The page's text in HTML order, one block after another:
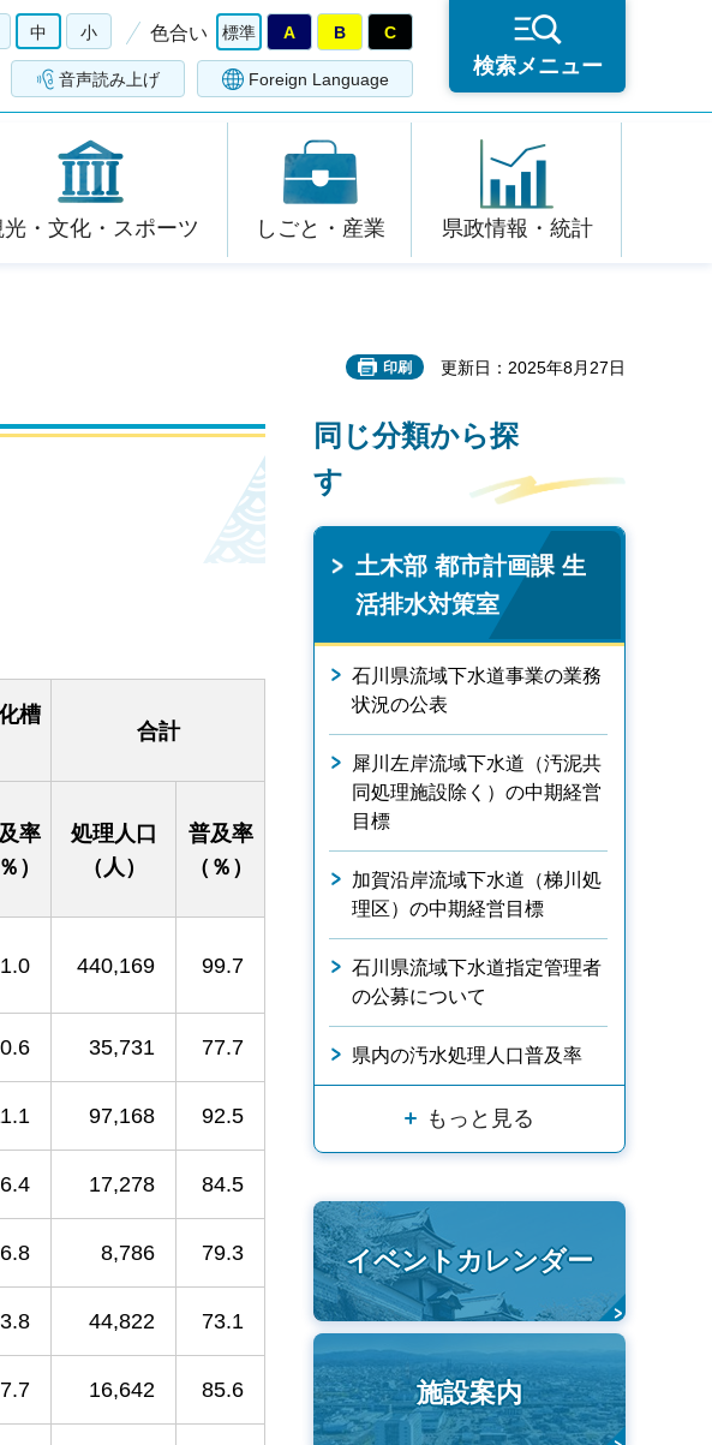
中 小 色合い 標準 A B C
音声読み上げ Foreign Language
検索メニュー
光・文化・スポーツ しごと・産業 県政情報・統計
印刷 更新日：2025年8月27日
槽
合計
率
）
処理人口
（人）
普及率
（％）
1.0 440,169 99.7
35,731 77.7
97,168 92.5
17,278 84.5
8,786 79.3
44,822 73.1
7.7 16,642 85.6
同じ分類から探
す
土木部 都市計画課 生
活排水対策室
石川県流域下水道事業の業務
状況の公表
犀川左岸流域下水道（汚泥共
同処理施設除く）の中期経営
目標
加賀沿岸流域下水道（梯川処
理区）の中期経営目標
石川県流域下水道指定管理者
の公募について
県内の汚水処理人口普及率
もっと見る
イベントカレンダー
施設案内